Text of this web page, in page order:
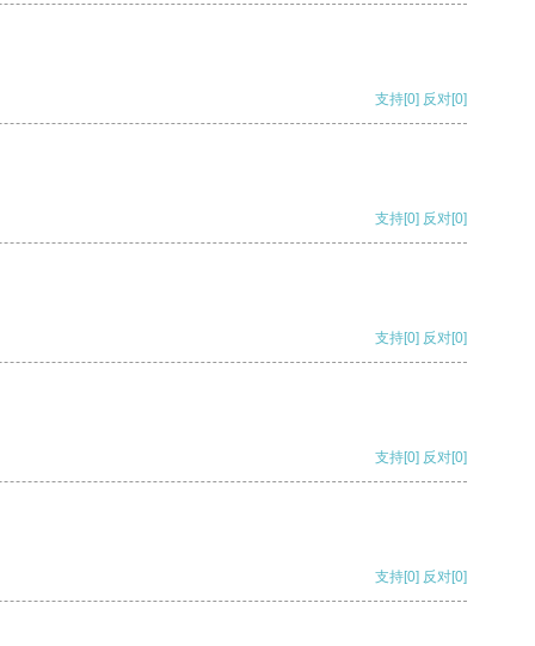
支持[0] 反对[0]
支持[0] 反对[0]
支持[0] 反对[0]
支持[0] 反对[0]
支持[0] 反对[0]